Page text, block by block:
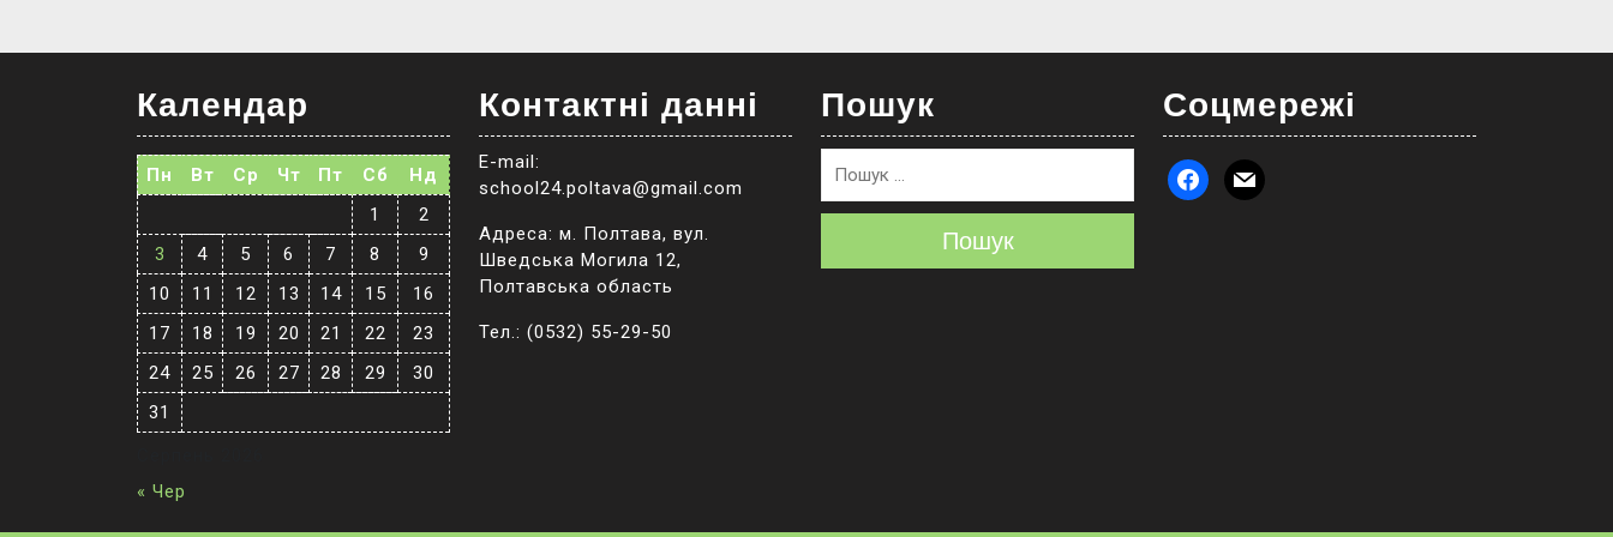
Календар
Пн Вт Ср Чт Пт Сб
Нд
1
2
3
4 5 6 7 8
9
10
11 12 13 14 15
16
17
18 19 20 21 22
23
24
25 26 27 28 29
30
31
« Чер
Контактні данні
E-mail:
school24.poltava@gmail.com
Адреса: м. Полтава, вул.
Шведська Могила 12,
Полтавська область
Тел.: (0532) 55-29-50
Пошук
Пошук
Соцмережі
facebook
mail